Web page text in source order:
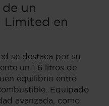
un
Limited en
se destaca por su
un 1.6 litros de
equilibrio entre
Equipado
avanzada, como